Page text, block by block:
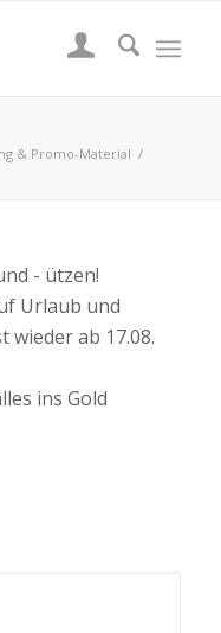
& Promo-Material /
- ützen!
Urlaub und
ab 17.08.
ins Gold